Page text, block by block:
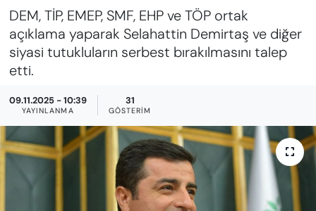
DEM, TİP, EMEP, SMF, EHP ve TÖP ortak
açıklama yaparak Selahattin Demirtaş ve diğer
siyasi tutukluların serbest bırakılmasını talep
etti.
09.11.2025 - 10:39
YAYINLANMA
31
GÖSTERIM
FAYDALI BİLGİLER
EĞİTİM
KADIN
Süper Lig Puan Durumu ve Fikstür
Tüm Manşetler